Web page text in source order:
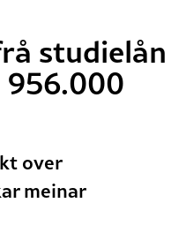
studielån
over
meinar